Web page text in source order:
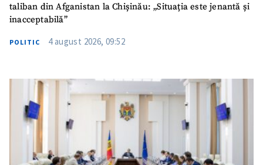
taliban din Afganistan la Chișinău: „Situația este jenantă și
inacceptabilă”
POLITIC 4 august 2026, 09:52